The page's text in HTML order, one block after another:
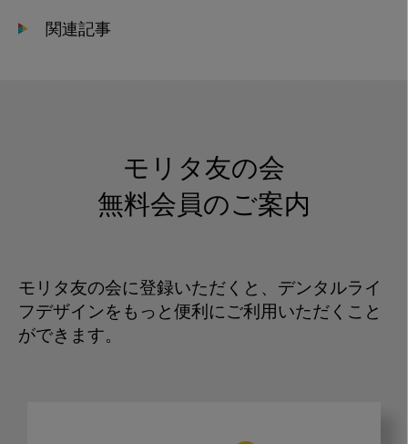
関連記事
モリタ友の会
無料会員のご案内
モリタ友の会に登録いただくと、デンタルライ
フデザインをもっと便利にご利用いただくこと
ができます。